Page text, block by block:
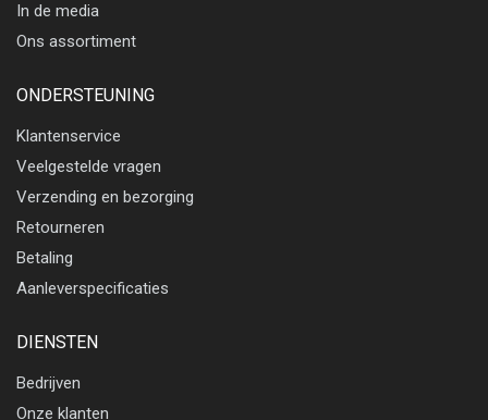
In de media
Ons assortiment
ONDERSTEUNING
Klantenservice
Veelgestelde vragen
Verzending en bezorging
Retourneren
Betaling
Aanleverspecificaties
DIENSTEN
Bedrijven
Onze klanten